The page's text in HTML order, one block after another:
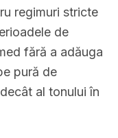
regimuri stricte
de
fără a adăuga
pură de
al tonului în